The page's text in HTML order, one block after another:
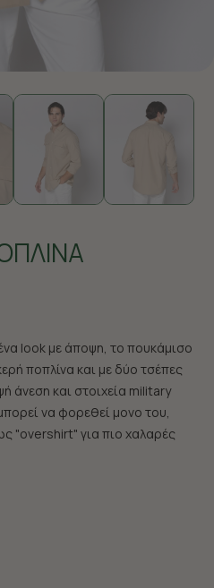
look με άποψη, το πουκάμισο
ποπλίνα και με δύο τσέπες
άνεση και στοιχεία military
να φορεθεί μονο του,
"overshirt" για πιο χαλαρές